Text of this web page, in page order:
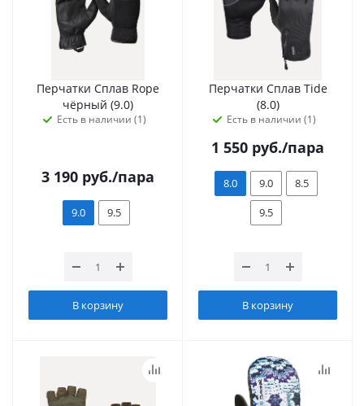
Перчатки Сплав Rope
чёрный (9.0)
Есть в наличии (1)
3 190 руб./пара
9.0 9.5
В корзину
Перчатки Сплав Tide
(8.0)
Есть в наличии (1)
1 550 руб./пара
8.0 9.0
8.5
9.5
В корзину